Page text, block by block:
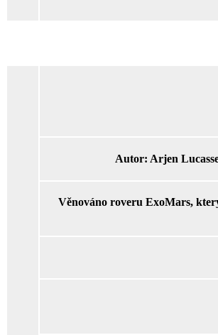
Autor: Arjen
Věnováno roveru ExoMars,